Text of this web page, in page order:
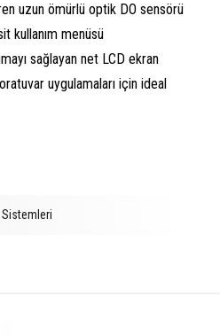
uzun ömürlü optik DO sensörü
kullanım menüsü
sağlayan net LCD ekran
uygulamaları için ideal